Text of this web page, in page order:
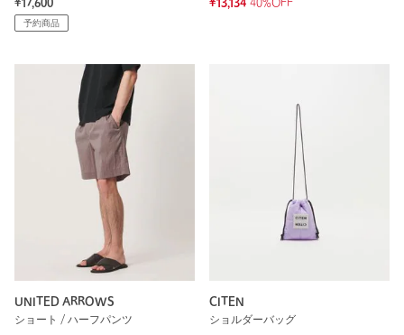
¥17,600
予約商品
¥13,134 40%OFF
UNITED ARROWS
ショート / ハーフパンツ
CITEN
ショルダーバッグ